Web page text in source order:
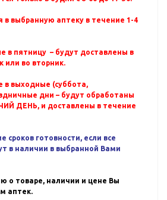
в выбранную аптеку в течение 1-4
в пятницу – будут доставлены в
или во вторник.
в выходные (суббота,
дни – будут обработаны
ДЕНЬ, и доставлены в течение
готовности, если все
в наличии в выбранной Вами
о товаре, наличии и цене Вы
аптек.